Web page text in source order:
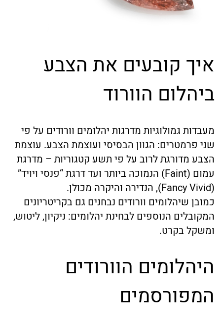
איך קובעים את הצבע
ביהלום הוורוד
מעבדות גמולוגיות מדרגות יהלומים וורודים על פי
שני פרמטרים: הגוון הבסיסי ועוצמת הצבע. עוצמת
הצבע מדורגת לרוב על פי תשע קטגוריות – מדרגת
עמום (Faint) הנמוכה ביותר ועד דרגת “פנסי ויויד”
(Fancy Vivid), הנדירה והיקרה מכולן.
כמובן שיהלומים וורודים נבחנים גם בקריטריונים
המקובלים הנוספים לבחינת יהלומים: ניקיון, ליטוש,
ומשקל בקרט.
היהלומים הוורודים
המפורסמים